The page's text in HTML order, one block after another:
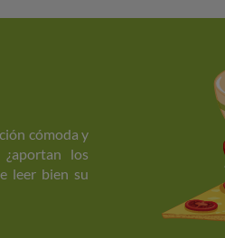
cómoda y
los
leer bien su